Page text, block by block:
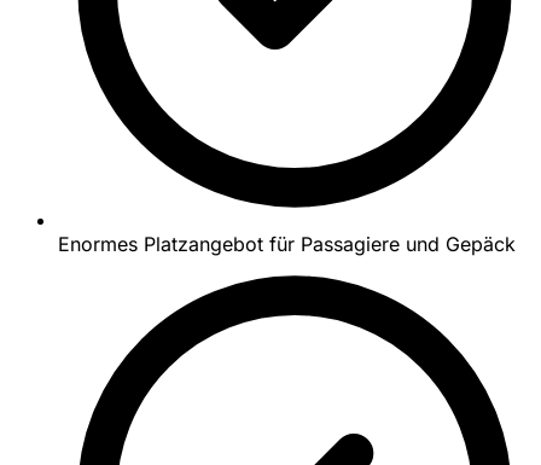
Enormes Platzangebot für Passagiere und Gepäck